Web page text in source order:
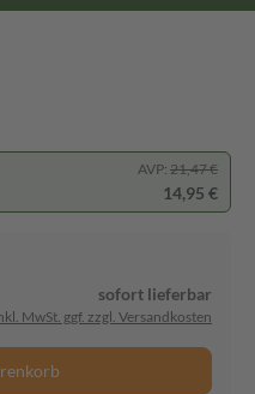
AVP: 21,47 €
14,95 €
sofort lieferbar
MwSt. ggf. zzgl. Versandkosten